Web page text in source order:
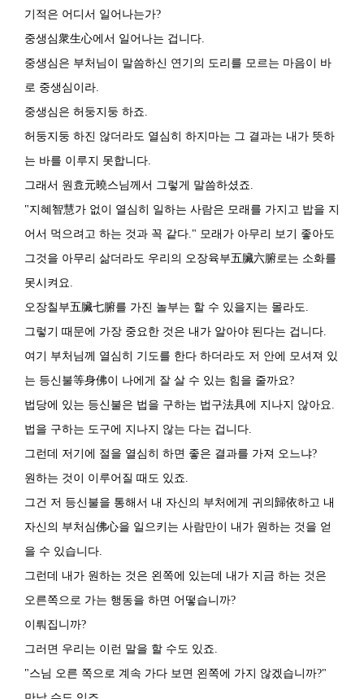
기적은 어디서 일어나는가?
중생심衆生心에서 일어나는 겁니다.
중생심은 부처님이 말씀하신 연기의 도리를 모르는 마음이 바
로 중생심이라.
중생심은 허둥지둥 하죠.
허둥지둥 하진 않더라도 열심히 하지마는 그 결과는 내가 뜻하
는 바를 이루지 못합니다.
그래서 원효元曉스님께서 그렇게 말씀하셨죠.
"지혜智慧가 없이 열심히 일하는 사람은 모래를 가지고 밥을 지
어서 먹으려고 하는 것과 꼭 같다." 모래가 아무리 보기 좋아도
그것을 아무리 삶더라도 우리의 오장육부五臟六腑로는 소화를
못시켜요.
오장칠부五臟七腑를 가진 놀부는 할 수 있을지는 몰라도.
그렇기 때문에 가장 중요한 것은 내가 알아야 된다는 겁니다.
여기 부처님께 열심히 기도를 한다 하더라도 저 안에 모셔져 있
는 등신불等身佛이 나에게 잘 살 수 있는 힘을 줄까요?
법당에 있는 등신불은 법을 구하는 법구法具에 지나지 않아요.
법을 구하는 도구에 지나지 않는 다는 겁니다.
그런데 저기에 절을 열심히 하면 좋은 결과를 가져 오느냐?
원하는 것이 이루어질 때도 있죠.
그건 저 등신불을 통해서 내 자신의 부처에게 귀의歸依하고 내
자신의 부처심佛心을 일으키는 사람만이 내가 원하는 것을 얻
을 수 있습니다.
그런데 내가 원하는 것은 왼쪽에 있는데 내가 지금 하는 것은
오른쪽으로 가는 행동을 하면 어떻습니까?
이뤄집니까?
그러면 우리는 이런 말을 할 수도 있죠.
"스님 오른 쪽으로 계속 가다 보면 왼쪽에 가지 않겠습니까?"